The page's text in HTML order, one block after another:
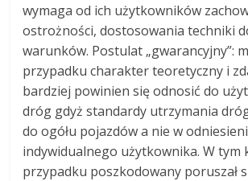
wymaga od ich użytkowników
ostrożności, dostosowania techniki
warunków. Postulat „gwarancyjny”:
przypadku charakter teoretyczny i
bardziej powinien się odnosić do
dróg gdyż standardy utrzymania
do ogółu pojazdów a nie w
indywidualnego użytkownika. W tym
przypadku poszkodowany poruszał